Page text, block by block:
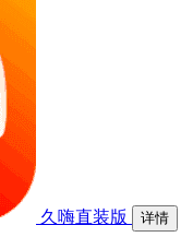
久嗨直装版 详情